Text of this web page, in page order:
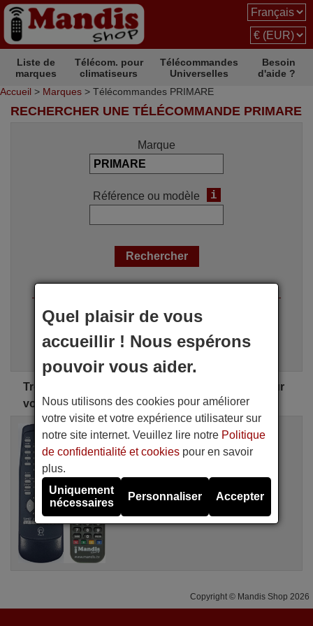
Liste de
marques
Télécom. pour
climatiseurs
Télécommandes
Universelles
Besoin
d'aide ?
Accueil > Marques > Télécommandes PRIMARE
RECHERCHER UNE TÉLÉCOMMANDE PRIMARE
Marque
Référence ou modèle i
Recherche Avancée i
Assistant de recherche
Trouvez la télécommande PRIMARE parfaite pour
vous
Télécommande équivalente
PRIMA001
Disponible en stock
PRIMARE
Copyright © Mandis Shop 2026
Quel plaisir de vous
accueillir ! Nous espérons
pouvoir vous aider.
Nous utilisons des cookies pour améliorer
votre visite et votre expérience utilisateur sur
notre site internet. Veuillez lire notre Politique
de confidentialité et cookies pour en savoir
plus.
Uniquement
nécessaires
Personnaliser Accepter